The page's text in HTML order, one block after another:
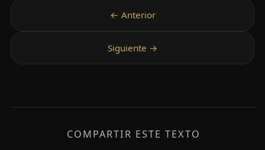
COMPARTIR ESTE TEXTO